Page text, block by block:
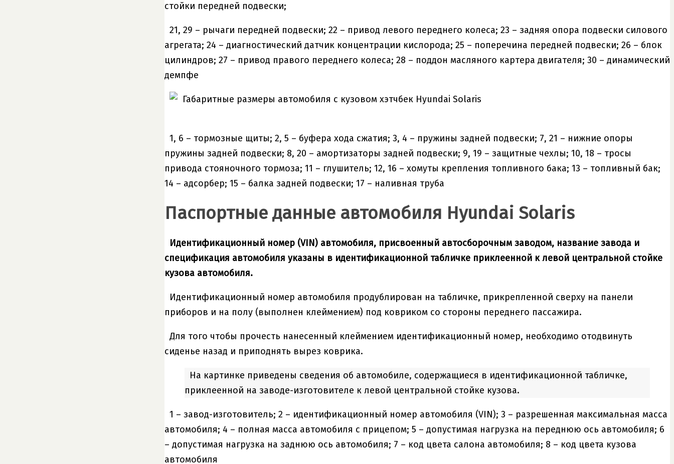
стойки передней подвески;
21, 29 – рычаги передней подвески; 22 – привод левого переднего колеса; 23 – задняя опора подвески силового
агрегата; 24 – диагностический датчик концентрации кислорода; 25 – поперечина передней подвески; 26 – блок
цилиндров; 27 – привод правого переднего колеса; 28 – поддон масляного картера двигателя; 30 – динамический
демпфе
1, 6 – тормозные щиты; 2, 5 – буфера хода сжатия; 3, 4 – пружины задней подвески; 7, 21 – нижние опоры
пружины задней подвески; 8, 20 – амортизаторы задней подвески; 9, 19 – защитные чехлы; 10, 18 – тросы
привода стояночного тормоза; 11 – глушитель; 12, 16 – хомуты крепления топливного бака; 13 – топливный бак;
14 – адсорбер; 15 – балка задней подвески; 17 – наливная труба
Паспортные данные автомобиля Hyundai Solaris
Идентификационный номер (VIN) автомобиля, присвоенный автосборочным заводом, название завода и
спецификация автомобиля указаны в идентификационной табличке приклеенной к левой центральной стойке
кузова автомобиля.
Идентификационный номер автомобиля продублирован на табличке, прикрепленной сверху на панели
приборов и на полу (выполнен клеймением) под ковриком со стороны переднего пассажира.
Для того чтобы прочесть нанесенный клеймением идентификационный номер, необходимо отодвинуть
сиденье назад и приподнять вырез коврика.
На картинке приведены сведения об автомобиле, содержащиеся в идентификационной табличке,
приклеенной на заводе-изготовителе к левой центральной стойке кузова.
1 – завод-изготовитель; 2 – идентификационный номер автомобиля (VIN); 3 – разрешенная максимальная масса
автомобиля; 4 – полная масса автомобиля с прицепом; 5 – допустимая нагрузка на переднюю ось автомобиля; 6
– допустимая нагрузка на заднюю ось автомобиля; 7 – код цвета салона автомобиля; 8 – код цвета кузова
автомобиля